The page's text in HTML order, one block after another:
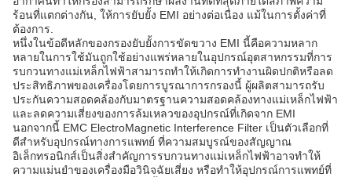
ร้อนที่แตกต่างกัน, ให้การยับยั้ง EMI อย่างต่อเนื่อง แม้ในการตั้งค่าที่
ต้องการ.
หนึ่งในข้อดีหลักของกรองยับยั้งการขัดขวาง EMI นี้คือความหลาก
หลายในการใช้มันถูกใช้อย่างแพร่หลายในอุปกรณ์อุตสาหกรรมที่การ
รบกวนทางแม่เหล็กไฟฟ้าสามารถทําให้เกิดการทํางานผิดปกติหรือลด
ประสิทธิภาพของเครื่องโดยการบูรณาการกรองนี้ ผู้ผลิตสามารถรับ
ประกันความสอดคล้องกับมาตรฐานความสอดคล้องทางแม่เหล็กไฟฟ้า
และลดความเสี่ยงของการล้มเหลวของอุปกรณ์ที่เกิดจาก EMI
นอกจากนี้ EMC ElectroMagnetic Interference Filter เป็นตัวเลือกที่
ดีสําหรับอุปกรณ์ทางการแพทย์ ที่ความสมบูรณ์ของสัญญาณ
อิเล็กทรอนิกส์เป็นสิ่งสําคัญการรบกวนทางแม่เหล็กไฟฟ้าอาจทําให้
ความแม่นยําของเครื่องมือวินิจฉัยเสี่ยง หรือทําให้อุปกรณ์การแพทย์ที่